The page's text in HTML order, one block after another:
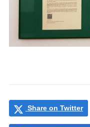
Share on Twitter